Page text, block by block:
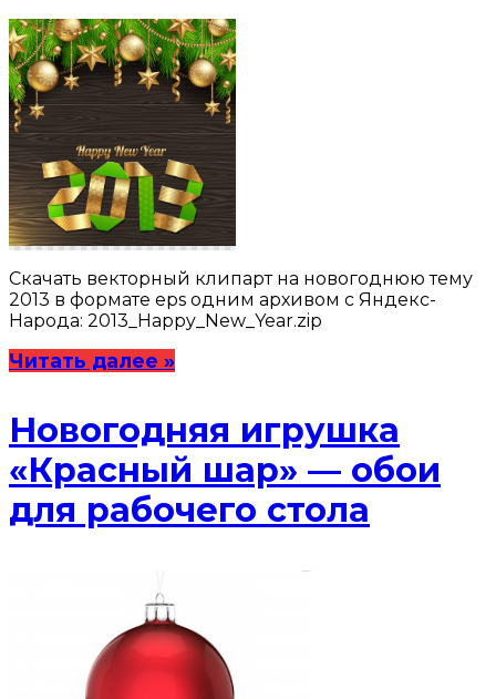
Скачать векторный клипарт на новогоднюю тему
2013 в формате eps одним архивом с Яндекс-
Народа: 2013_Happy_New_Year.zip
Читать далее »
Новогодняя игрушка
«Красный шар» — обои
для рабочего стола